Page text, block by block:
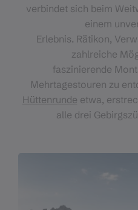
verbindet sich beim
einem
Erlebnis. Rätikon,
zahlreiche
faszinierende
Mehrtagestouren zu
Hüttenrunde etwa,
alle drei